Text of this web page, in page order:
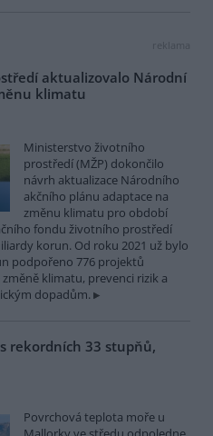
reklama
aktualizovalo Národní
klimatu
Ministerstvo životního
prostředí (MŽP) dokončilo
návrh aktualizace Národního
akčního plánu adaptace na
změnu klimatu pro období
fondu životního prostředí
korun. Od roku 2021 už bylo
podpořeno 776 projektů
klimatu, prevenci rizik a
dopadům.
rekordních 33 stupňů,
Povrchová teplota moře u